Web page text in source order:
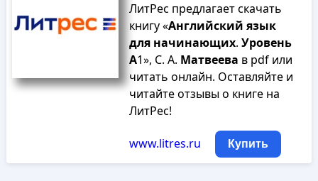
ЛитРес предлагает скачать
книгу «Английский язык
для начинающих. Уровень
А1», С. А. Матвеева в pdf или
читать онлайн. Оставляйте и
читайте отзывы о книге на
ЛитРес!
www.litres.ru Купить